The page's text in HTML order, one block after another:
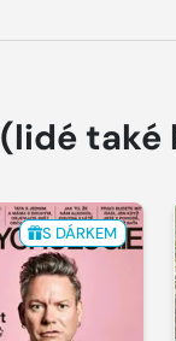
(lidé také
S DÁRKEM